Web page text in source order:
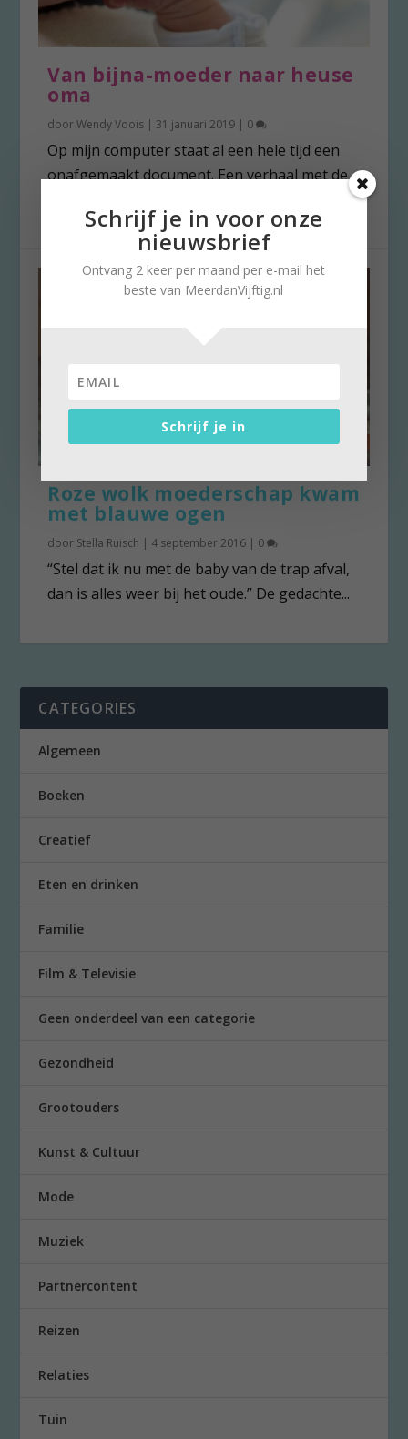
Van bijna-moeder naar heuse
oma
doorWendy Voois | 31 januari 2019 | 0
Op mijn computer staat al een hele tijd een
onafgemaakt document. Een verhaal met de
Roze wolk moederschap kwam
met blauwe ogen
door Stella Ruisch | 4 september 2016 | 0
“Stel dat ik nu met de baby van de trap afval,
dan is alles weer bij het oude.” De gedachte...
CATEGORIES
Algemeen
Boeken
Creatief
Eten en drinken
Familie
Film & Televisie
Geen onderdeel van een categorie
Gezondheid
Grootouders
Kunst & Cultuur
Mode
Muziek
Partnercontent
Reizen
Relaties
Tuin
Schrijf je in voor onze
nieuwsbrief
Ontvang 2 keer per maand per e-mail het
beste van MeerdanVijftig.nl
Schrijf je in